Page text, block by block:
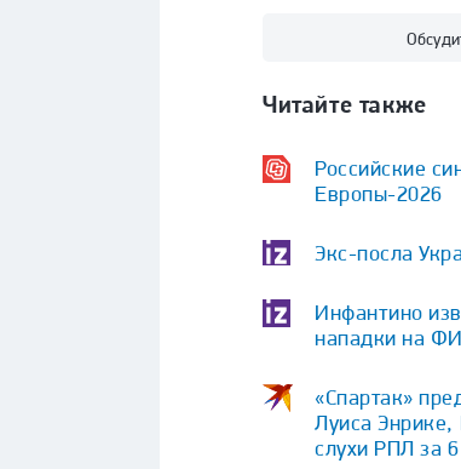
Читайте также
Российские
Европы-2026
Экс-посла
Инфантино
нападки на
«Спартак»
Луиса Энрике,
слухи РПЛ за 6